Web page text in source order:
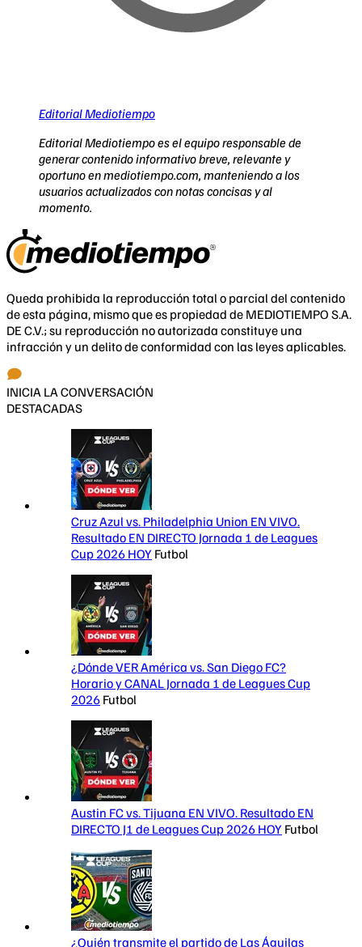
Editorial Mediotiempo
Editorial Mediotiempo es el equipo responsable de
generar contenido informativo breve, relevante y
oportuno en mediotiempo.com, manteniendo a los
usuarios actualizados con notas concisas y al
momento.
Queda prohibida la reproducción total o parcial del contenido
de esta página, mismo que es propiedad de MEDIOTIEMPO S.A.
DE C.V.; su reproducción no autorizada constituye una
infracción y un delito de conformidad con las leyes aplicables.
INICIA LA CONVERSACIÓN
DESTACADAS
Cruz Azul vs. Philadelphia Union EN VIVO.
Resultado EN DIRECTO Jornada 1 de Leagues
Cup 2026 HOY Futbol
¿Dónde VER América vs. San Diego FC?
Horario y CANAL Jornada 1 de Leagues Cup
2026 Futbol
Austin FC vs. Tijuana EN VIVO. Resultado EN
DIRECTO J1 de Leagues Cup 2026 HOY Futbol
¿Quién transmite el partido de Las Águilas